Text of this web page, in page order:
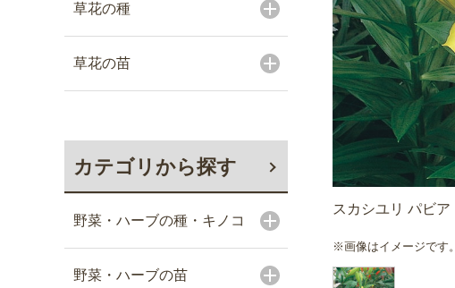
草花の種
草花の苗
カテゴリから探す
野菜・ハーブの種・キノコ
野菜・ハーブの苗
スカシユリ パビア
※画像はイメージです。